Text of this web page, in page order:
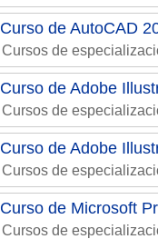
Curso de AutoCAD
Cursos de
Curso de Adobe
Cursos de
Curso de Adobe
Cursos de
Curso de Microsoft
Cursos de